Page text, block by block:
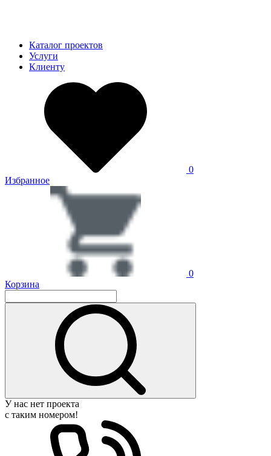
Каталог проектов
Услуги
Клиенту
0
Избранное
0
Корзина
У нас нет проекта
с таким номером!